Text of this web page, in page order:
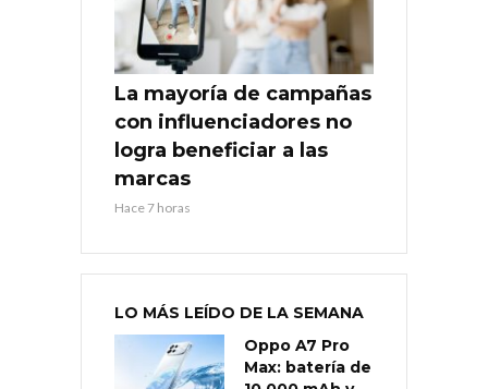
La mayoría de campañas
con influenciadores no
logra beneficiar a las
marcas
Hace 7 horas
LO MÁS LEÍDO DE LA SEMANA
Oppo A7 Pro
Max: batería de